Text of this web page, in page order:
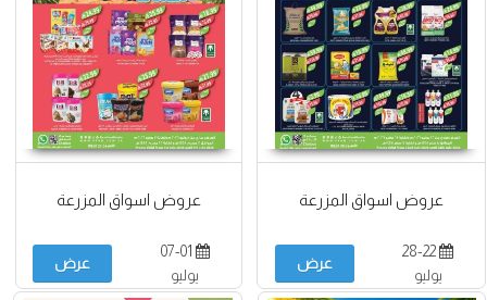
عروض اسواق المزرعة
28-22
يوليو
عرض
عروض اسواق المزرعة
07-01
يوليو
عرض